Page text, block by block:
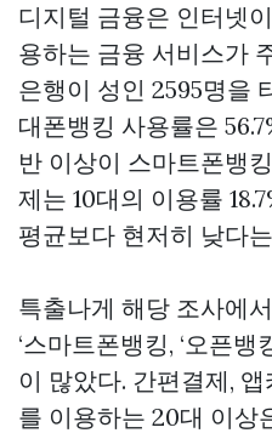
디지털 금융은 인터넷
용하는 금융 서비스가
은행이 성인 2595명을
대폰뱅킹 사용률은
반 이상이 스마트폰뱅
제는 10대의 이용률
평균보다 현저히 낮다
특출나게 해당 조사에
‘스마트폰뱅킹, ‘오픈
이 많았다. 간편결제,
를 이용하는 20대 이상